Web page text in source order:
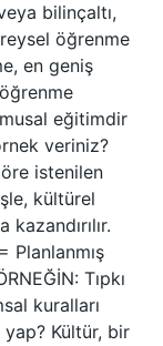
bilinçaltı,
öğrenme
en geniş
eğitimdir
veriniz?
istenilen
kültürel
Planlanmış
Tıpkı
kuralları
yap? Kültür, bir